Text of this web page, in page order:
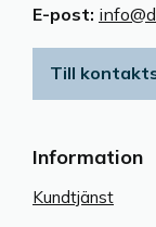
Information
Kundtjänst
E-post:
Till